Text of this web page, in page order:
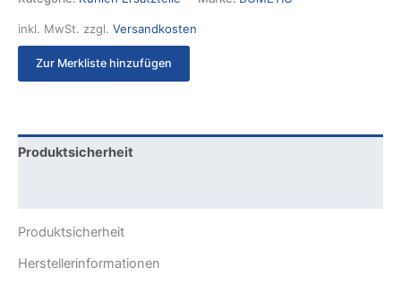
inkl. MwSt. zzgl. Versandkosten
Zur Merkliste hinzufügen
Produktsicherheit
Produktsicherheit
Herstellerinformationen